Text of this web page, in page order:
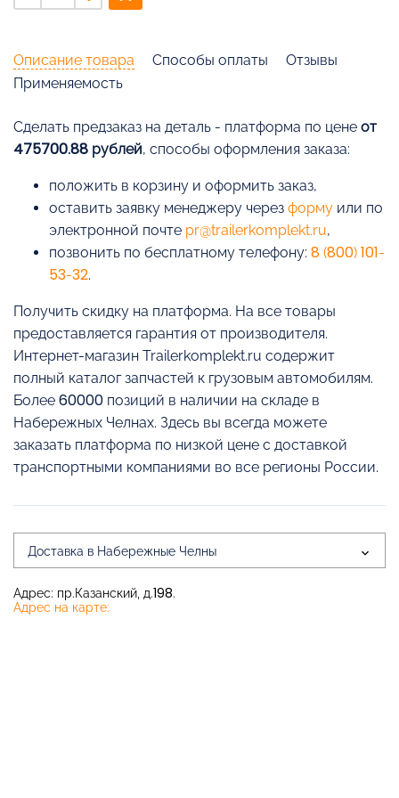
Описание товара Способы оплаты
Отзывы
Применяемость
Cделать предзаказ на деталь - платформа по цене от
475700.88 рублей, способы оформления заказа:
положить в корзину и оформить заказ,
оставить заявку менеджеру через форму или по
электронной почте pr@trailerkomplekt.ru,
позвонить по бесплатному телефону: 8 (800) 101-
53-32.
Получить скидку на платформа. На все товары
предоставляется гарантия от производителя.
Интернет-магазин Trailerkomplekt.ru содержит
полный каталог запчастей к грузовым автомобилям.
Более 60000 позиций в наличии на складе в
Набережных Челнах. Здесь вы всегда можете
заказать платформа по низкой цене с доставкой
транспортными компаниями во все регионы России.
Доставка в Набережные Челны
Адрес: пр.Казанский, д.198.
Адрес на карте: